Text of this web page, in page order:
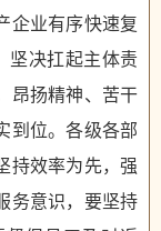
企业有序快速复
坚决扛起主体责
昂扬精神、苦干
到位。各级各部
持效率为先，强
务意识，要坚持